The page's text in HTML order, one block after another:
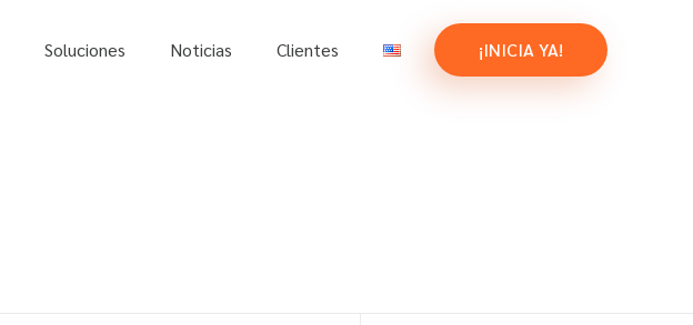
Soluciones Noticias Clientes ¡INICIA YA!